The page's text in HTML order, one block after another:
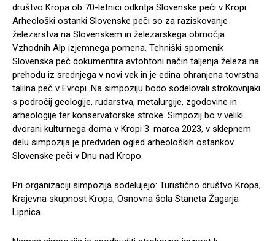
društvo Kropa ob 70-letnici odkritja Slovenske peči v Kropi.
Arheološki ostanki Slovenske peči so za raziskovanje
železarstva na Slovenskem in železarskega območja
Vzhodnih Alp izjemnega pomena. Tehniški spomenik
Slovenska peč dokumentira avtohtoni način taljenja železa na
prehodu iz srednjega v novi vek in je edina ohranjena tovrstna
talilna peč v Evropi. Na simpoziju bodo sodelovali strokovnjaki
s področij geologije, rudarstva, metalurgije, zgodovine in
arheologije ter konservatorske stroke. Simpozij bo v veliki
dvorani kulturnega doma v Kropi 3. marca 2023, v sklepnem
delu simpozija je predviden ogled arheoloških ostankov
Slovenske peči v Dnu nad Kropo.
Pri organizaciji simpozija sodelujejo: Turistično društvo Kropa,
Krajevna skupnost Kropa, Osnovna šola Staneta Žagarja
Lipnica.